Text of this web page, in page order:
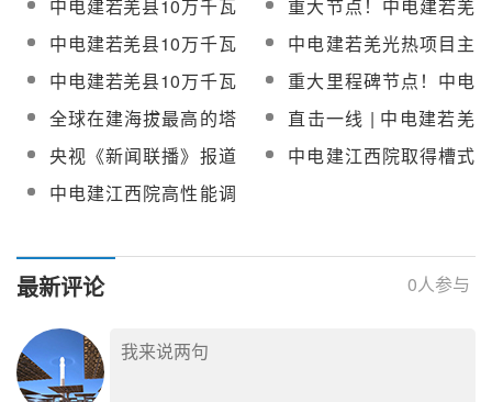
交公示
中电建若羌县10万千瓦
光热项目汽水关键阀门
采购项目成交公示
重大节点！中电建若羌
光热项目吸热塔成功浇
筑至100米
中电建若羌县10万千瓦
光热（储能）项目DCS
设备采购
中电建若羌光热项目主
厂房全面“出零米”
中电建若羌县10万千瓦
光热（储能）项目DCS
设备采购中标公示
重大里程碑节点！中电
建若羌10万千瓦光热项
目吸热塔顺利封顶
全球在建海拔最高的塔
式熔盐光热项目光伏组
件开始安装
直击一线 | 中电建若羌
10万千瓦光热储能+90
万千瓦光伏项目
央视《新闻联播》报道
国投新疆新能源若羌光
热光伏一体化项目
中电建江西院取得槽式
中电建江西院高性能调
标结果公示
最新评论 0人参与